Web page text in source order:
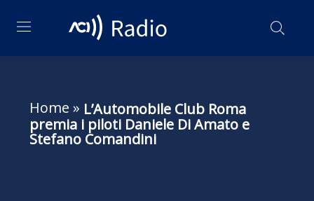
Home » L’Automobile Club Roma
premia i piloti Daniele Di Amato e
Stefano Comandini